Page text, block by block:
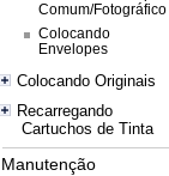
Comum/Fotográfico
Colocando
Envelopes
Colocando Originais
Recarregando
Cartuchos de Tinta
Manutenção